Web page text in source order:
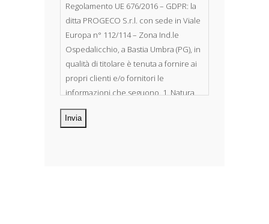
Regolamento UE 676/2016 – GDPR: la
ditta PROGECO S.r.l. con sede in Viale
Europa n° 112/114 – Zona Ind.le
Ospedalicchio, a Bastia Umbra (PG), in
qualità di titolare è tenuta a fornire ai
propri clienti e/o fornitori le
informazioni che seguono. 1. Natura
dei dati personali Costituiscono
oggetto di trattamento i Suoi dati